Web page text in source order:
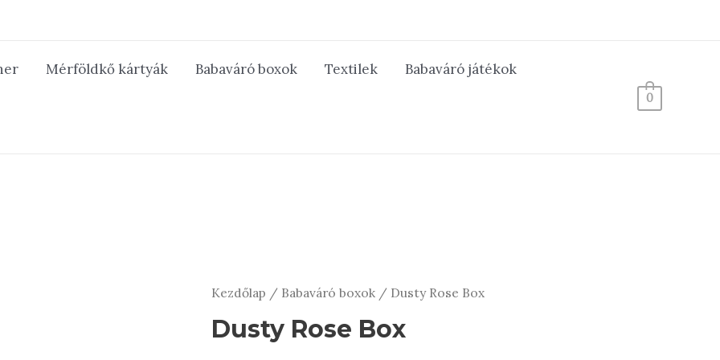
Mérföldkő kártyák Babaváró boxok Textilek Babaváró játékok
0
Kezdőlap / Babaváró boxok/ Dusty Rose Box
Dusty Rose Box